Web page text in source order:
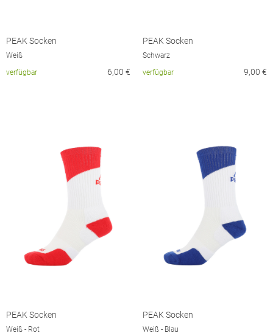
PEAK Socken
Weiß
verfügbar
6,00 €
PEAK Socken
Schwarz
verfügbar
9,00 €
PEAK Socken
Weiß - Rot
PEAK Socken
Weiß - Blau